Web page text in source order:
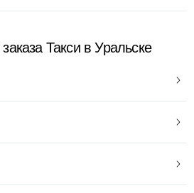
Такси в Уральске